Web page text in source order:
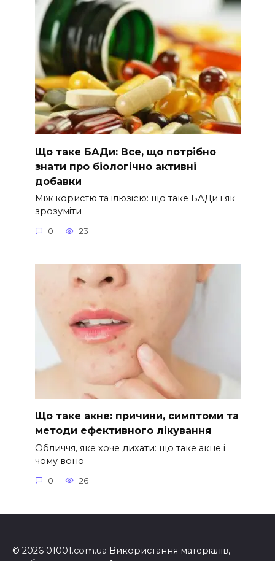
Що таке БАДи: Все, що потрібно
знати про біологічно активні
добавки
Між користю та ілюзією: що таке БАДи і як
зрозуміти
0 23
Що таке акне: причини, симптоми та
методи ефективного лікування
Обличчя, яке хоче дихати: що таке акне і
чому воно
0 26
© 2026 01001.com.ua Використання матеріалів,